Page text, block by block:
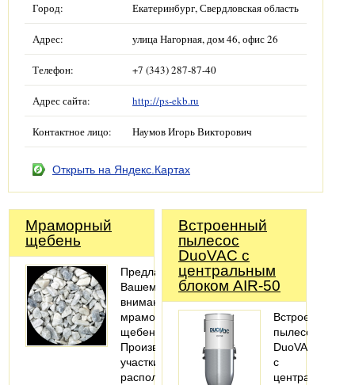
Город: Екатеринбург, Свердловская область
Адрес: улица Нагорная, дом 46, офис 26
Телефон: +7 (343) 287-87-40
Адрес сайта: http://ps-ekb.ru
Контактное лицо: Наумов Игорь Викторович
Открыть на Яндекс.Картах
Мраморный
щебень
Предлагаем
Вашему
вниманию
мраморный
щебень.
Производственные
участки
расположены
Встроенный
пылесос
DuoVAC с
центральным
блоком AIR-50
Встроенный
пылесос
DuoVAC
с
центральным